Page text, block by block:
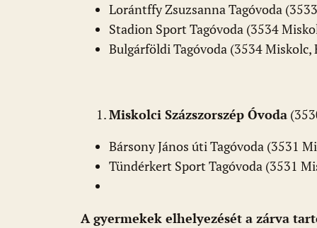
Lorántffy Zsuzsanna Tagóvoda
Stadion Sport Tagóvoda (3534
Bulgárföldi Tagóvoda (3534 Miskolc,
Miskolci Százszorszép Óvoda
Bársony János úti Tagóvoda (3531
Tündérkert Sport Tagóvoda (3531
A gyermekek elhelyezését a zárva